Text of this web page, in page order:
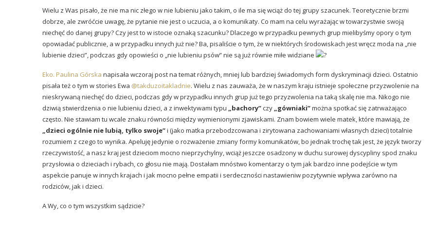
Wielu z Was pisało, że nie ma nic złego w nie lubieniu jako takim, o ile ma się wciąż do tej grupy szacunek. Teoretycznie brzmi
dobrze, ale zwróćcie uwagę, że pytanie nie jest o uczucia, a o komunikaty. Co mam na celu wyrażając w towarzystwie swoją
niechęć do danej grupy? Czy jest to w istocie oznaką szacunku? Dlaczego w przypadku pewnych grup mielibyśmy opory o tym
opowiadać publicznie, a w przypadku innych już nie? Ba, pisaliście o tym, że w niektórych środowiskach jest wręcz moda na „nie
lubienie dzieci”, podczas gdy opowieści o „nie lubieniu psów” nie są już równie miłe widziane
Eko. Paulina Górska napisała wczoraj post na temat różnych, mniej lub bardziej świadomych form dyskryminacji dzieci. Ostatnio
pisała też o tym w stories Ewa @takduzoitakladnie. Wielu z nas zauważa, że w naszym kraju istnieje społeczne przyzwolenie na
nieskrywaną niechęć do dzieci, podczas gdy w przypadku innych grup już tego przyzwolenia na taką skalę nie ma. Nikogo nie
dziwią stwierdzenia o nie lubieniu dzieci, a z inwektywami typu „bachory”czy „gówniaki”można spotkać się zatrważająco
często. Nie stawiam tu wcale znaku równości między wymienionymi zjawiskami. Znam bowiem wiele matek, które mawiają, że
„dzieci ogólnie nie lubią, tylko swoje”i (jako matka przebodzcowana i zirytowana zachowaniami własnych dzieci) totalnie
rozumiem z czego to wynika. Apeluję jedynie o rozważenie zmiany formy komunikatów, bo jednak trochę tak jest, że język tworzy
rzeczywistość, a nasz kraj jest dzieciom mocno nieprzychylny, wciąż jeszcze osadzony w duchu surowej dyscypliny spod znaku
przysłowia o dzieciach i rybach, co głosu nie mają. Dostałam mnóstwo komentarzy o tym jak bardzo inne podejście w tym
aspekcie panuje w innych krajach i jak mocno pełne empatii i serdeczności nastawieniw pozytywnie wpływa zarówno na
rodziców, jak i dzieci.
A Wy, co o tym wszystkim sądzicie?